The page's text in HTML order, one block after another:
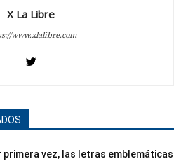
X La Libre
www.xlalibre.com
primera vez, las letras emblemáticas